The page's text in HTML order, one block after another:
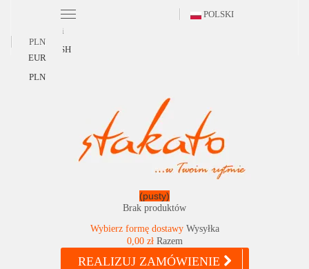
POLSKI
Polski
ENGLISH
PLN
EUR
PLN
(pusty)
Brak produktów
Wybierz formę dostawy Wysyłka
0,00 zł Razem
REALIZUJ ZAMÓWIENIE